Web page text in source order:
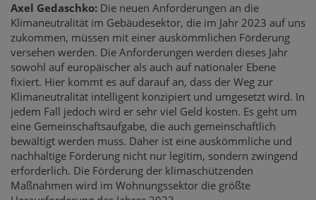
Axel Gedaschko: Die neuen Anforderungen an die
Klimaneutralität im Gebäudesektor, die im Jahr 2023 auf uns
zukommen, müssen mit einer auskömmlichen Förderung
versehen werden. Die Anforderungen werden dieses Jahr
sowohl auf europäischer als auch auf nationaler Ebene
fixiert. Hier kommt es auf darauf an, dass der Weg zur
Klimaneutralität intelligent konzipiert und umgesetzt wird. In
jedem Fall jedoch wird er sehr viel Geld kosten. Es geht um
eine Gemeinschaftsaufgabe, die auch gemeinschaftlich
bewältigt werden muss. Daher ist eine auskömmliche und
nachhaltige Förderung nicht nur legitim, sondern zwingend
erforderlich. Die Förderung der klimaschützenden
Maßnahmen wird im Wohnungssektor die größte